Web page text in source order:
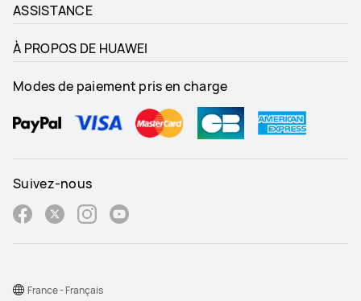
ASSISTANCE
À PROPOS DE HUAWEI
Modes de paiement pris en charge
Suivez-nous
France - Français